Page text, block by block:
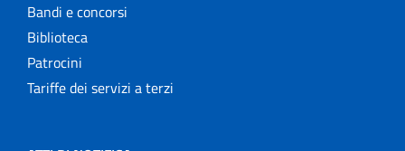
Bandi e concorsi
Biblioteca
Patrocini
Tariffe dei servizi a terzi